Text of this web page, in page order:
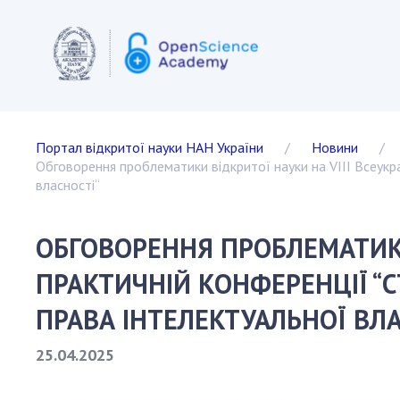
ЄС
Інші
Портал відкритої науки НАН України
Новини
Обговорення проблематики відкритої науки на VІІІ
власності“
ОБГОВОРЕННЯ
ПРАКТИЧНІЙ КОНФЕРЕНЦІЇ
ПРАВА ІНТЕЛЕКТУАЛЬНОЇ
25.04.2025